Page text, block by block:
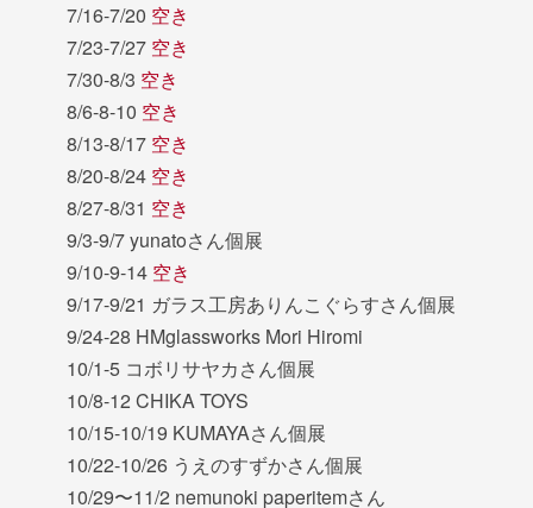
7/16-7/20 空き
7/23-7/27 空き
7/30-8/3 空き
8/6-8-10 空き
8/13-8/17 空き
8/20-8/24 空き
8/27-8/31 空き
9/3-9/7 yunatoさん個展
9/10-9-14 空き
9/17-9/21 ガラス工房ありんこぐらすさん個展
9/24-28 HMglassworks Mori Hiromi
10/1-5 コボリサヤカさん個展
10/8-12 CHIKA TOYS
10/15-10/19 KUMAYAさん個展
10/22-10/26 うえのすずかさん個展
10/29〜11/2 nemunoki paperitemさん